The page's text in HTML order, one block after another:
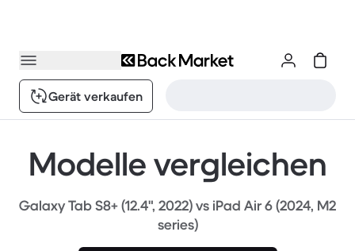
Gerät verkaufen
Modelle vergleichen
Galaxy Tab S8+ (12.4", 2022) vs iPad Air 6 (2024, M2
series)